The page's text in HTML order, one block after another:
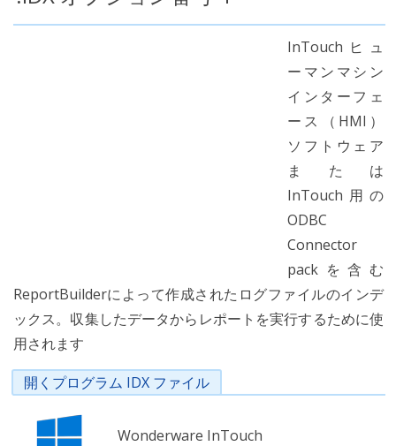
InTouchヒュ
ーマンマシン
インターフェ
ース（HMI）
ソフトウェア
または
InTouch用の
ODBC
Connector
packを含む
ReportBuilderによって作成されたログファイルのインデ
ックス。収集したデータからレポートを実行するために使
用されます
開くプログラム IDX ファイル
Wonderware InTouch